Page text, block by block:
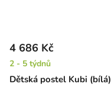
Dětská postel Kubi (bílá)
4 686 Kč
2 - 5 týdnů